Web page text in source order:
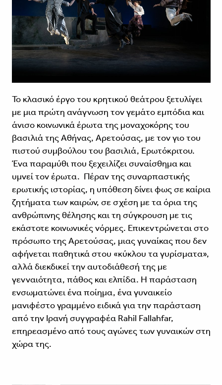
Το κλασικό έργο του κρητικού θεάτρου ξετυλίγει
με μια πρώτη ανάγνωση τον γεμάτο εμπόδια και
άνισο κοινωνικά έρωτα της μοναχοκόρης του
βασιλιά της Αθήνας, Αρετούσας, με τον γιο του
πιστού συμβούλου του βασιλιά, Ερωτόκριτου.
Ένα παραμύθι που ξεχειλίζει συναίσθημα και
υμνεί τον έρωτα. Πέραν της συναρπαστικής
ερωτικής ιστορίας, η υπόθεση δίνει φως σε καίρια
ζητήματα των καιρών, σε σχέση με τα όρια της
ανθρώπινης θέλησης και τη σύγκρουση με τις
εκάστοτε κοινωνικές νόρμες. Επικεντρώνεται στο
πρόσωπο της Αρετούσας, μιας γυναίκας που δεν
αφήνεται παθητικά στου «κύκλου τα γυρίσματα»,
αλλά διεκδικεί την αυτοδιάθεσή της με
γενναιότητα, πάθος και ελπίδα. Η παράσταση
ενσωματώνει ένα ποίημα, ένα γυναικείο
μανιφέστο γραμμένο ειδικά για την παράσταση
από την Ιρανή συγγραφέα Rahil Fallahfar,
επηρεασμένο από τους αγώνες των γυναικών στη
χώρα της.